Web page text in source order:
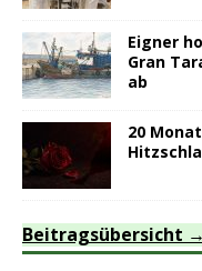
Eigner
Gran
ab
20
Beitragsübersicht